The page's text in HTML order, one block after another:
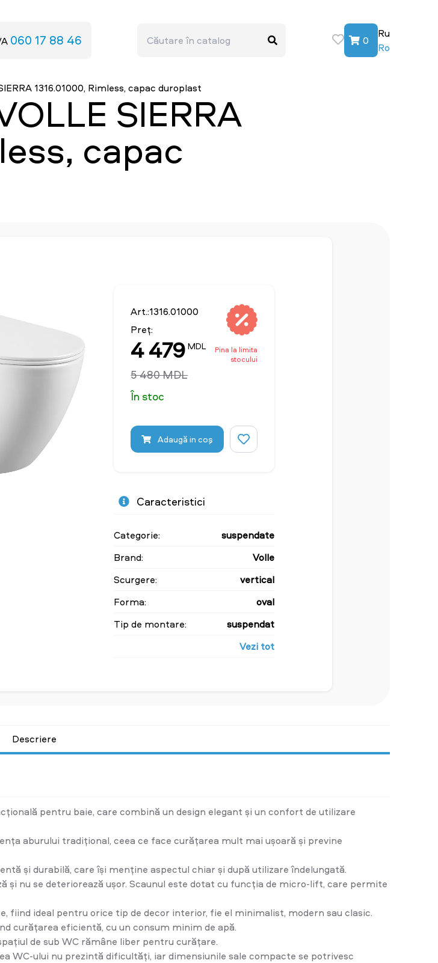
060 17 88 46 0
Ru
Ro
1316.01000, Rimless, capac duroplast
SIERRA
capac
Art.:1316.01000
Preț:
4 479 MDL
5 480 MDL
În stoc
Pina la limita
stocului
Adaugă in coş
Caracteristici
Categorie:
suspendate
Brand:
Volle
Scurgere:
vertical
Forma:
oval
Tip de montare:
suspendat
Vezi tot
Descriere
pentru baie, care combină un design elegant și un confort de utilizare
aburului tradițional, ceea ce face curățarea mult mai ușoară și previne
și durabilă, care își menține aspectul chiar și după utilizare îndelungată.
și nu se deteriorează ușor. Scaunul este dotat cu funcția de micro-lift, care permite
fiind ideal pentru orice tip de decor interior, fie el minimalist, modern sau clasic.
curățarea eficientă, cu un consum minim de apă.
de sub WC rămâne liber pentru curățare.
WC-ului nu prezintă dificultăți, iar dimensiunile sale compacte se potrivesc